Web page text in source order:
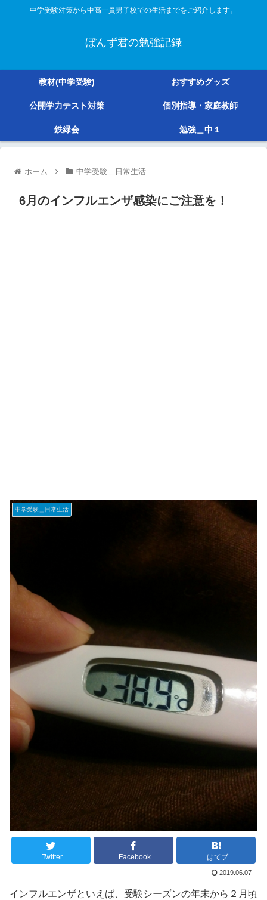
中学受験対策から中高一貫男子校での生活までをご紹介します。
ぼんず君の勉強記録
教材(中学受験) おすすめグッズ
公開学力テスト対策 個別指導・家庭教師
鉄緑会 勉強＿中１
ホーム 中学受験＿日常生活
6月のインフルエンザ感染にご注意を！
中学受験＿日常生活
Twitter Facebook はてブ
2019.06.07
インフルエンザといえば、受験シーズンの年末から２月頃